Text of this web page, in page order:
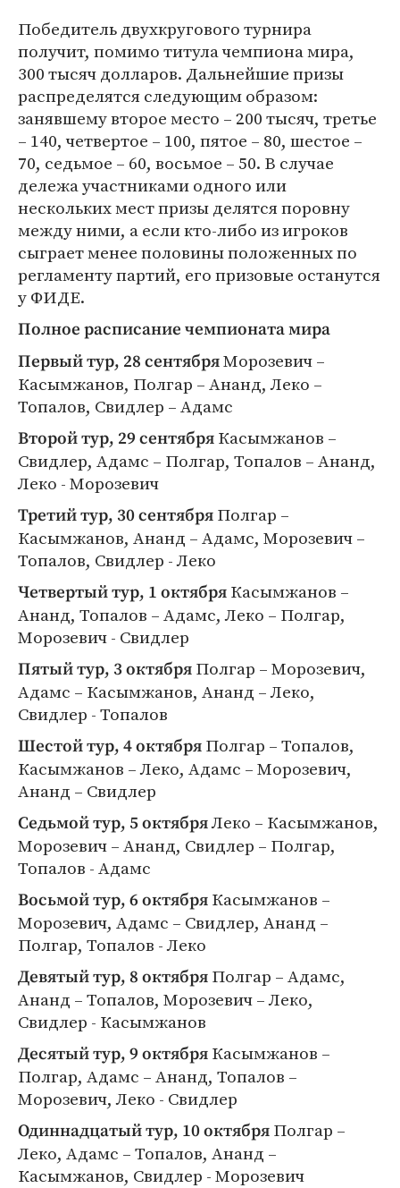
Победитель двухкругового турнира
получит, помимо титула чемпиона мира,
300 тысяч долларов. Дальнейшие призы
распределятся следующим образом:
занявшему второе место – 200 тысяч, третье
– 140, четвертое – 100, пятое – 80, шестое –
70, седьмое – 60, восьмое – 50. В случае
дележа участниками одного или
нескольких мест призы делятся поровну
между ними, а если кто-либо из игроков
сыграет менее половины положенных по
регламенту партий, его призовые останутся
у ФИДЕ.
Полное расписание чемпионата мира
Первый тур, 28 сентябряМорозевич –
Касымжанов, Полгар – Ананд, Леко –
Топалов, Свидлер – Адамс
Второй тур, 29 сентября Касымжанов –
Свидлер, Адамс – Полгар, Топалов – Ананд,
Леко - Морозевич
Третий тур, 30 сентября Полгар –
Касымжанов, Ананд – Адамс, Морозевич –
Топалов, Свидлер - Леко
Четвертый тур, 1 октября Касымжанов –
Ананд, Топалов – Адамс, Леко – Полгар,
Морозевич - Свидлер
Пятый тур, 3 октября Полгар – Морозевич,
Адамс – Касымжанов, Ананд – Леко,
Свидлер - Топалов
Шестой тур, 4 октября Полгар – Топалов,
Касымжанов – Леко, Адамс – Морозевич,
Ананд – Свидлер
Седьмой тур, 5 октябряЛеко – Касымжанов,
Морозевич – Ананд, Свидлер – Полгар,
Топалов - Адамс
Восьмой тур, 6 октября Касымжанов –
Морозевич, Адамс – Свидлер, Ананд –
Полгар, Топалов - Леко
Девятый тур, 8 октября Полгар – Адамс,
Ананд – Топалов, Морозевич – Леко,
Свидлер - Касымжанов
Десятый тур, 9 октября Касымжанов –
Полгар, Адамс – Ананд, Топалов –
Морозевич, Леко - Свидлер
Одиннадцатый тур, 10 октября Полгар –
Леко, Адамс – Топалов, Ананд –
Касымжанов, Свидлер - Морозевич